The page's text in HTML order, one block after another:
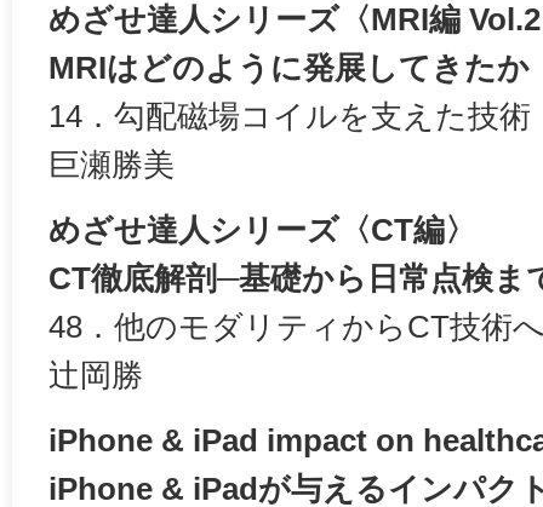
めざせ達人シリーズ〈MRI編
MRIはどのように発展してきたか
14．勾配磁場コイルを支えた技術
巨瀬勝美
めざせ達人シリーズ〈CT編〉
CT徹底解剖─基礎から日常点検ま
48．他のモダリティからCT技術
辻岡勝
iPhone & iPad impact on
iPhone & iPadが与えるインパク